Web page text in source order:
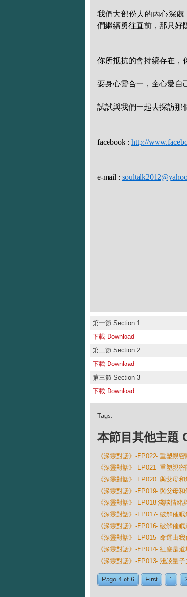
我們大部份人的內心深處
們繼續勇往直前， 那只好
你所抵抗的會持續存在，
要身心靈合一，全心愛自
試試與我們一起去探訪那
facebook : http://
e-mail :
第一節 Section 1
下載 Download
第二節 Section 2
下載 Download
第三節 Section 3
下載 Download
Tags:
本節目其他主
《深靈對話》-EP022- 重塑親
《深靈對話》-EP021- 重塑親
《深靈對話》-EP020- 與父母和
《深靈對話》-EP019- 與父母和
《深靈對話》-EP018-淺談情緒
《深靈對話》-EP017- 破解催
《深靈對話》-EP016- 破解催
《深靈對話》-EP015- 命運由我
《深靈對話》-EP014- 紅塵是道
《深靈對話》-EP013- 淺談量
Page 4 of 6 First 1 2